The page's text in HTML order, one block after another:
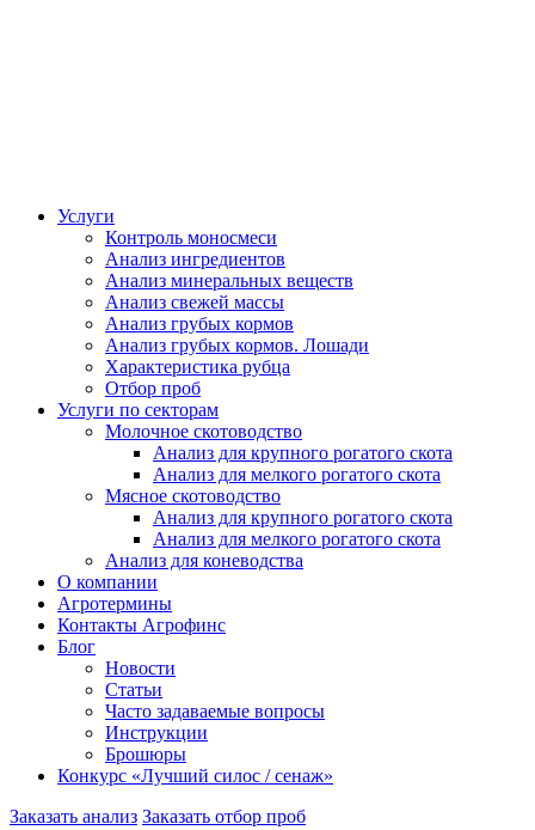
Услуги
Контроль моносмеси
Анализ ингредиентов
Анализ минеральных веществ
Анализ свежей массы
Анализ грубых кормов
Анализ грубых кормов. Лошади
Характеристика рубца
Отбор проб
Услуги по секторам
Молочное скотоводство
Анализ для крупного рогатого скота
Анализ для мелкого рогатого скота
Мясное скотоводство
Анализ для крупного рогатого скота
Анализ для мелкого рогатого скота
Анализ для коневодства
О компании
Агротермины
Контакты Агрофинс
Блог
Новости
Статьи
Часто задаваемые вопросы
Инструкции
Брошюры
Конкурс «Лучший силос / сенаж»
Заказать анализ Заказать отбор проб